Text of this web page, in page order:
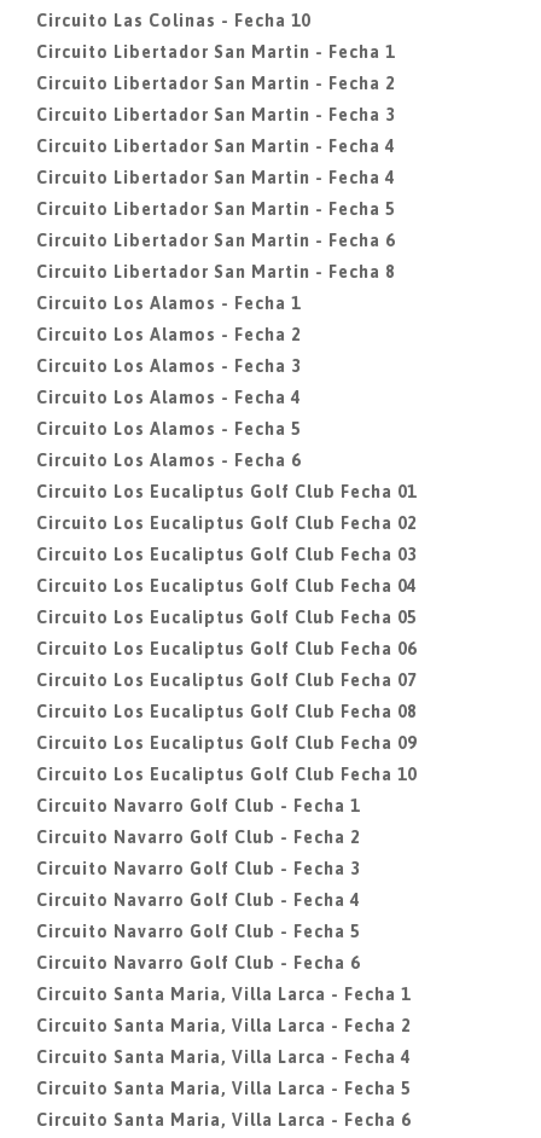
Circuito Las Colinas - Fecha 10
Circuito Libertador San Martin - Fecha 1
Circuito Libertador San Martin - Fecha 2
Circuito Libertador San Martin - Fecha 3
Circuito Libertador San Martin - Fecha 4
Circuito Libertador San Martin - Fecha 4
Circuito Libertador San Martin - Fecha 5
Circuito Libertador San Martin - Fecha 6
Circuito Libertador San Martin - Fecha 8
Circuito Los Alamos - Fecha 1
Circuito Los Alamos - Fecha 2
Circuito Los Alamos - Fecha 3
Circuito Los Alamos - Fecha 4
Circuito Los Alamos - Fecha 5
Circuito Los Alamos - Fecha 6
Circuito Los Eucaliptus Golf Club Fecha 01
Circuito Los Eucaliptus Golf Club Fecha 02
Circuito Los Eucaliptus Golf Club Fecha 03
Circuito Los Eucaliptus Golf Club Fecha 04
Circuito Los Eucaliptus Golf Club Fecha 05
Circuito Los Eucaliptus Golf Club Fecha 06
Circuito Los Eucaliptus Golf Club Fecha 07
Circuito Los Eucaliptus Golf Club Fecha 08
Circuito Los Eucaliptus Golf Club Fecha 09
Circuito Los Eucaliptus Golf Club Fecha 10
Circuito Navarro Golf Club - Fecha 1
Circuito Navarro Golf Club - Fecha 2
Circuito Navarro Golf Club - Fecha 3
Circuito Navarro Golf Club - Fecha 4
Circuito Navarro Golf Club - Fecha 5
Circuito Navarro Golf Club - Fecha 6
Circuito Santa Maria, Villa Larca - Fecha 1
Circuito Santa Maria, Villa Larca - Fecha 2
Circuito Santa Maria, Villa Larca - Fecha 4
Circuito Santa Maria, Villa Larca - Fecha 5
Circuito Santa Maria, Villa Larca - Fecha 6